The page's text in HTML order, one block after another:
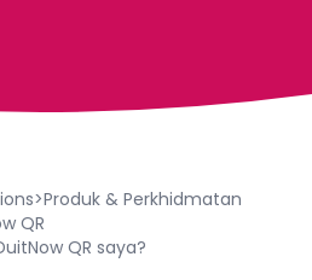
>Produk & Perkhidmatan
QR
QR saya?